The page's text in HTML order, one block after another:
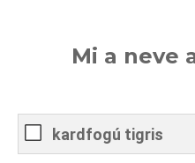
Mi a neve
kardfogú tigris